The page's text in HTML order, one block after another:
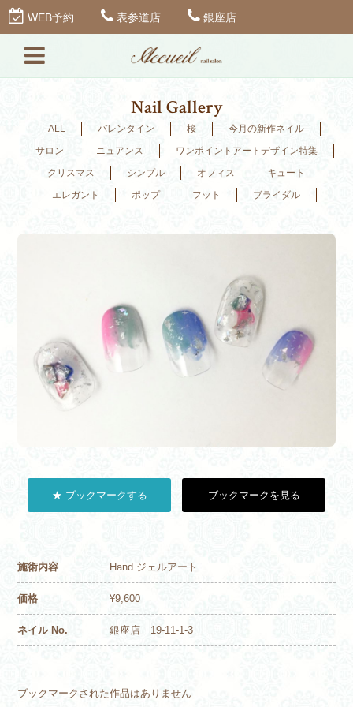
WEB予約 表参道店 銀座店
Nail Gallery
ALL バレンタイン 桜
今月の新作ネイル
サロン
ニュアンス
ワンポイントアートデザイン特集
クリスマス
シンプル オフィス
キュート
エレガント
ポップ フット ブライダル
★ ブックマークする ブックマークを見る
施術内容 Hand ジェルアート
価格 ¥9,600
ネイル No. 銀座店 19-11-1-3
ブックマークされた作品はありません